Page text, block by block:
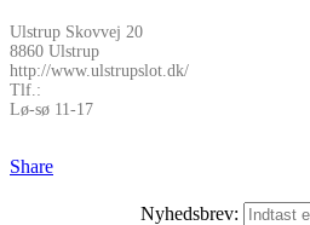
Ulstrup Skovvej 20
8860 Ulstrup
http://www.ulstrupslot.dk/
Tlf.:
Lø-sø 11-17
Share
Nyhedsbrev: